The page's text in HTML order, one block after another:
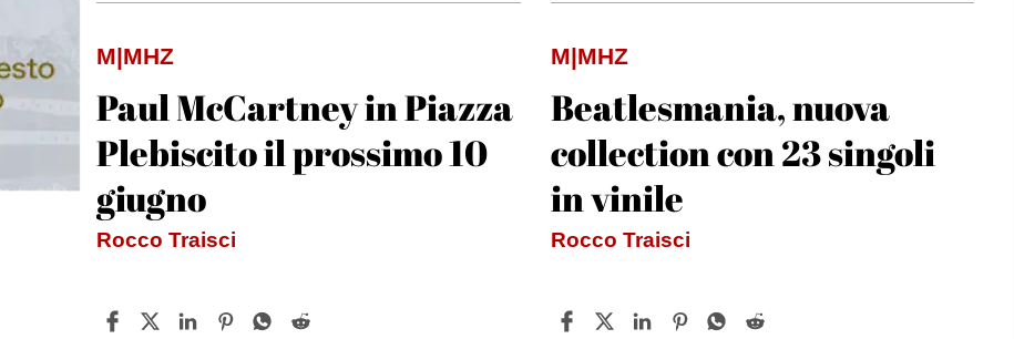
M|MHZ
Paul McCartney in Piazza
Plebiscito il prossimo 10
giugno
Rocco Traisci
M|MHZ
Beatlesmania, nuova
collection con 23 singoli
in vinile
Rocco Traisci